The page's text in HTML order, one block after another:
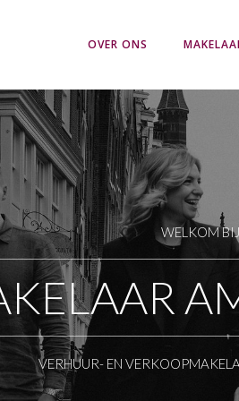
OVER ONS
WELKOM BIJ
VERHUUR- EN